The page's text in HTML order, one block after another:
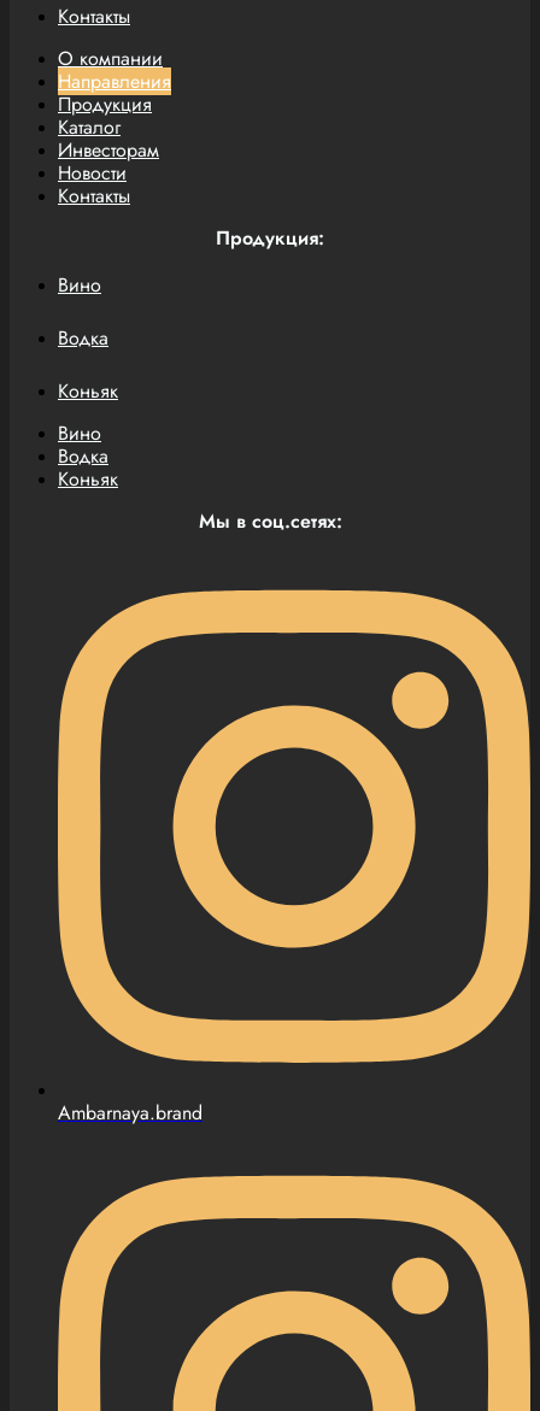
Контакты
О компании
Направления
Продукция
Каталог
Инвесторам
Новости
Контакты
Продукция:
Вино
Водка
Коньяк
Вино
Водка
Коньяк
Мы в соц.сетях:
Ambarnaya.brand